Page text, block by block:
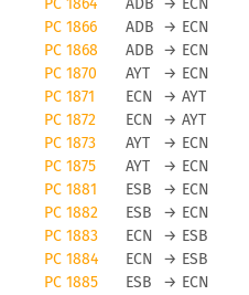
PC 1864 ADB → ECN
PC 1866
ADB → ECN
PC 1868
ADB → ECN
PC 1870
AYT → ECN
PC 1871
ECN → AYT
PC 1872
ECN → AYT
PC 1873
AYT → ECN
PC 1875
AYT → ECN
PC 1881
ESB → ECN
PC 1882
ESB → ECN
PC 1883
ECN → ESB
PC 1884
ECN → ESB
PC 1885
ESB → ECN